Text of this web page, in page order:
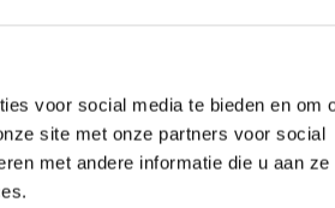
voor social media te bieden en om
site met onze partners voor social
met andere informatie die u aan ze